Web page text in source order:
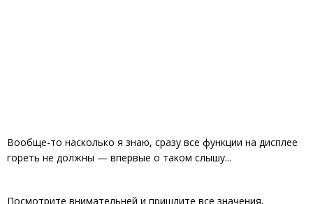
Вообще-то насколько я знаю, сразу все функции на дисплее
гореть не должны — впервые о таком слышу...
Посмотрите внимательней и пришлите все значения,